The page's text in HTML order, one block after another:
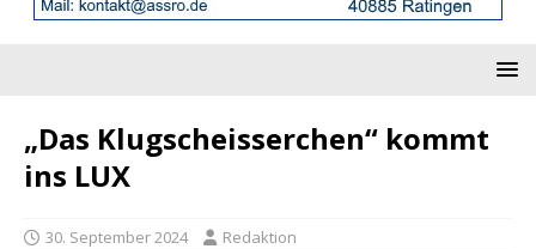
„Das Klugscheisserchen“ kommt
ins LUX
30. September 2024 Redaktion